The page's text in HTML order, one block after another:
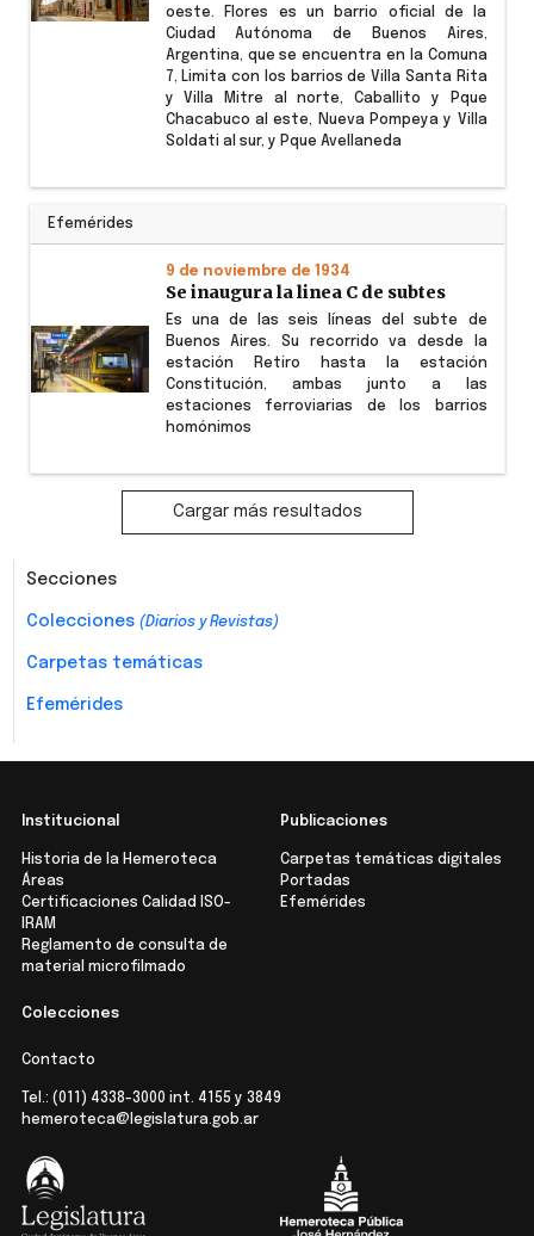
oeste. Flores es un barrio oficial de la
Ciudad Autónoma de Buenos Aires,
Argentina, que se encuentra en la Comuna
7, Limita con los barrios de Villa Santa Rita
y Villa Mitre al norte, Caballito y Pque
Chacabuco al este, Nueva Pompeya y Villa
Soldati al sur, y Pque Avellaneda
Efemérides
9 de noviembre de 1934
Se inaugura la linea C de subtes
Es una de las seis líneas del subte de
Buenos Aires. Su recorrido va desde la
estación Retiro hasta la estación
Constitución, ambas junto a las
estaciones ferroviarias de los barrios
homónimos
Cargar más resultados
Secciones
Colecciones (Diarios y Revistas)
Carpetas temáticas
Efemérides
Institucional
Historia de la Hemeroteca
Áreas
Certificaciones Calidad ISO-
IRAM
Reglamento de consulta de
material microfilmado
Publicaciones
Carpetas temáticas digitales
Portadas
Efemérides
Colecciones
Contacto
Tel.: (011) 4338-3000 int. 4155 y 3849
hemeroteca@legislatura.gob.ar